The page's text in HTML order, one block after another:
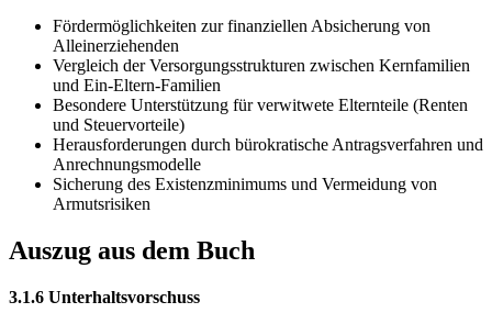
Fördermöglichkeiten zur finanziellen Absicherung von
Alleinerziehenden
Vergleich der Versorgungsstrukturen zwischen Kernfamilien
und Ein-Eltern-Familien
Besondere Unterstützung für verwitwete Elternteile (Renten
und Steuervorteile)
Herausforderungen durch bürokratische Antragsverfahren und
Anrechnungsmodelle
Sicherung des Existenzminimums und Vermeidung von
Armutsrisiken
Auszug aus dem Buch
3.1.6 Unterhaltsvorschuss